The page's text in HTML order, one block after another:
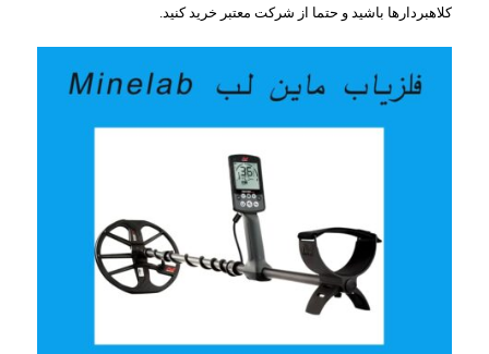
کلاهبردارها باشید و حتما از شرکت معتبر خرید کنید.